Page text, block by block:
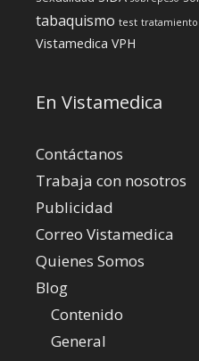
tabaquismo test tratamiento
Vistamedica VPH
En Vistamedica
Contáctanos
Trabaja con nosotros
Publicidad
Correo Vistamedica
Quienes Somos
Blog
Contenido
General